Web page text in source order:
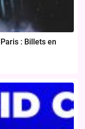
: Billets en